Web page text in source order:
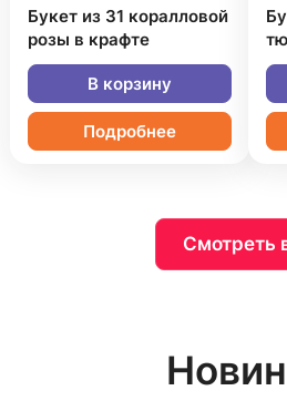
Букет из 31 коралловой
розы в крафте
В корзину
Подробнее
Смотреть